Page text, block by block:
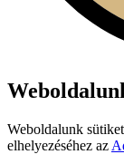
Weboldalunk
elhelyezéséhez az